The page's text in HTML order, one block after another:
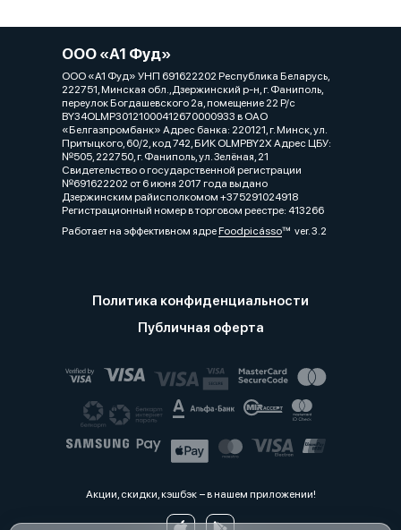
ООО «А1 Фуд»
ООО «А1 Фуд» УНП 691622202 Республика Беларусь,
222751, Минская обл.,Дзержинский р-н, г. Фаниполь,
переулок Богдашевского 2а, помещение 22 Р/с
BY34OLMP30121000412670000933 в ОАО
«Белгазпромбанк» Адрес банка: 220121, г. Минск, ул.
Притыцкого, 60/2, код 742, БИК OLMPBY2X Адрес ЦБУ:
№505, 222750, г. Фаниполь, ул. Зелёная, 21
Свидетельство о государственной регистрации
№691622202 от 6 июня 2017 года выдано
Дзержинским райисполкомом +375291024918
Регистрационный номер в торговом реестре: 413266
Работает на эффективном ядреFoodpicássover. 3.2
Политика конфиденциальности
Публичная оферта
Акции, скидки, кэшбэк − в нашем приложении!